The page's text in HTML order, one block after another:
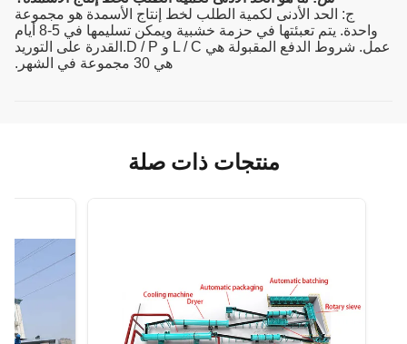
ج: الحد الأدنى لكمية الطلب لخط إنتاج الأسمدة هو مجموعة
واحدة. يتم تعبئتها في حزمة خشبية ويمكن تسليمها في 5-8 أيام
عمل. شروط الدفع المقبولة هي L / C و D / P.القدرة على التوريد
هي 30 مجموعة في الشهر.
منتجات ذات صلة